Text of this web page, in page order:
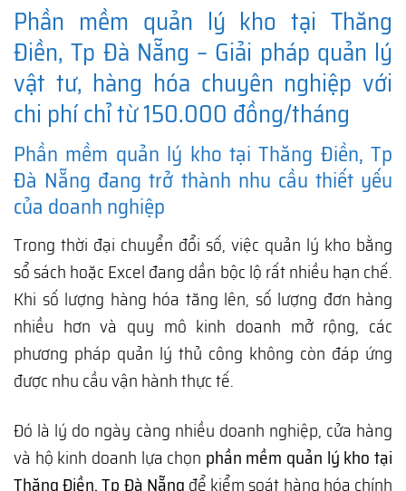
Phần mềm quản lý kho tại Thăng
Điền, Tp Đà Nẵng – Giải pháp quản lý
vật tư, hàng hóa chuyên nghiệp với
chi phí chỉ từ 150.000 đồng/tháng
Phần mềm quản lý kho tại Thăng Điền, Tp
Đà Nẵng đang trở thành nhu cầu thiết yếu
của doanh nghiệp
Trong thời đại chuyển đổi số, việc quản lý kho bằng
sổ sách hoặc Excel đang dần bộc lộ rất nhiều hạn chế.
Khi số lượng hàng hóa tăng lên, số lượng đơn hàng
nhiều hơn và quy mô kinh doanh mở rộng, các
phương pháp quản lý thủ công không còn đáp ứng
được nhu cầu vận hành thực tế.
Đó là lý do ngày càng nhiều doanh nghiệp, cửa hàng
và hộ kinh doanh lựa chọn phần mềm quản lý kho tại
Thăng Điền, Tp Đà Nẵng để kiểm soát hàng hóa chính